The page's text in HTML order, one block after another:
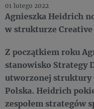
01 lutego 2022
Agnieszka Heidrich
w strukturze Creative
Z początkiem roku
stanowisko Strategy
utworzonej struktury
Polska. Heidrich
zespołem strategów